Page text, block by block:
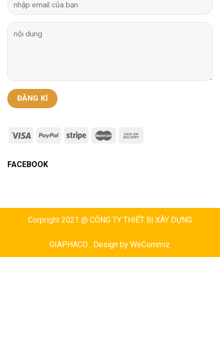
FACEBOOK
Corpright 2021 @ CÔNG TY THIẾT BỊ XÂY DỰNG
GIAPHACO . Design byWeCommiz